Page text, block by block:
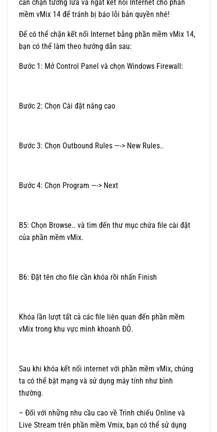
cần chặn tường lửa và ngắt kết nối Internet cho phần
mềm vMix 14 để tránh bị báo lỗi bản quyền nhé!
Để có thể chặn kết nối Internet bằng phần mềm vMix 14,
bạn có thể làm theo hướng dẫn sau:
Bước 1: Mở Control Panel và chọn Windows Firewall:
Bước 2: Chọn Cài đặt nâng cao
Bước 3: Chọn Outbound Rules —-> New Rules..
Bước 4: Chọn Program —-> Next
B5: Chọn Browse.. và tìm đến thư mục chứa file cài đặt
của phần mềm vMix.
B6: Đặt tên cho file cần khóa rồi nhấn Finish
Khóa lần lượt tất cả các file liên quan đến phần mềm
vMix trong khu vực mình khoanh ĐỎ.
Sau khi khóa kết nối internet với phần mềm vMix, chúng
ta có thể bật mạng và sử dụng máy tính như bình
thường.
– Đối với những nhu cầu cao về Trình chiếu Online và
Live Stream trên phần mềm Vmix, bạn có thể sử dụng